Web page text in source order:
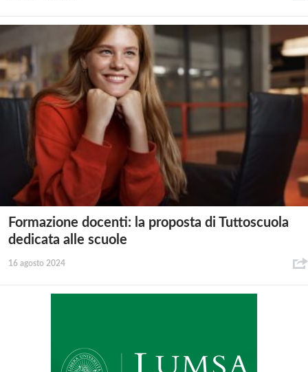
Formazione docenti: la proposta di Tuttoscuola
dedicata alle scuole
16 agosto 2024